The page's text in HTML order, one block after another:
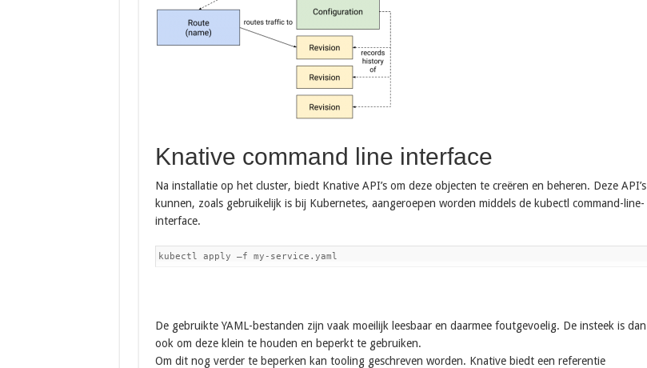
Knative command line interface
Na installatie op het cluster, biedt Knative API’s om deze objecten te creëren en beheren. Deze API’s
kunnen, zoals gebruikelijk is bij Kubernetes, aangeroepen worden middels de kubectl command-line-
interface.
kubectl apply –f my-service.yaml
De gebruikte YAML-bestanden zijn vaak moeilijk leesbaar en daarmee foutgevoelig. De insteek is dan
ook om deze klein te houden en beperkt te gebruiken.
Om dit nog verder te beperken kan tooling geschreven worden. Knative biedt een referentie